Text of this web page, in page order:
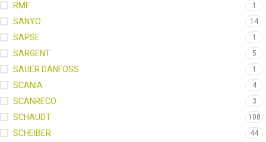
RMF 1
SANYO 14
SAPSE 1
SARGENT 5
SAUER DANFOSS 1
SCANIA 4
SCANRECO 3
SCHAUDT 108
SCHEIBER 44